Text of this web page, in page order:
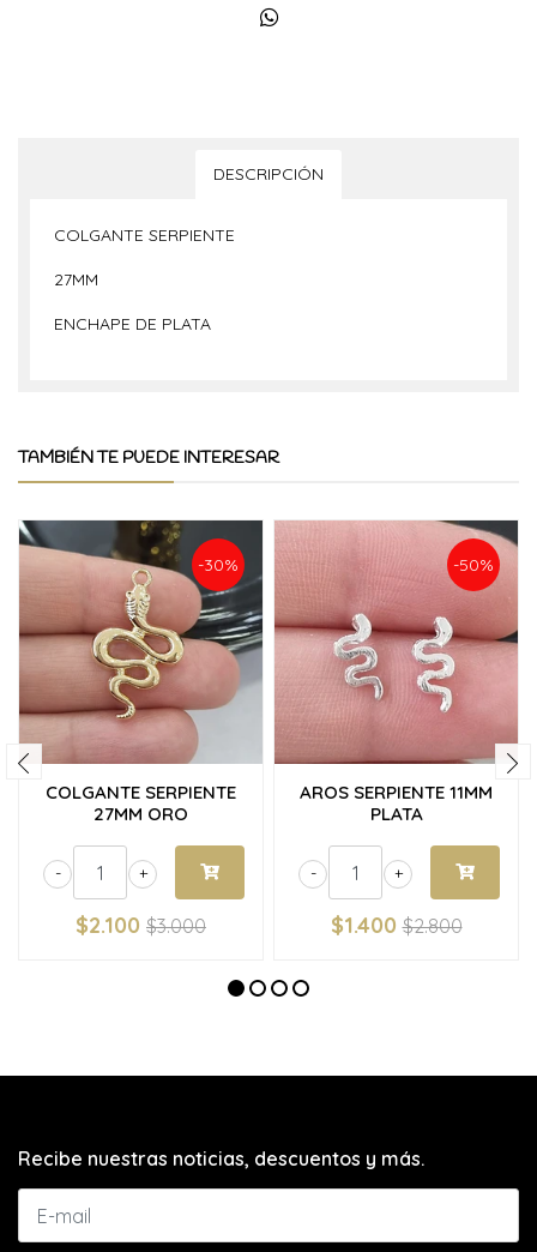
DESCRIPCIÓN
COLGANTE SERPIENTE
27MM
ENCHAPE DE PLATA
TAMBIÉN TE PUEDE INTERESAR
-30%
COLGANTE SERPIENTE
27MM ORO
+
-
$2.100 $3.000
-50%
AROS SERPIENTE 11MM
PLATA
+
-
$1.400 $2.800
Recibe nuestras noticias, descuentos y más.